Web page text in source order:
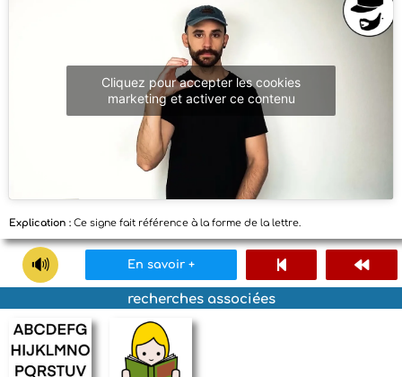
Cliquez pour accepter les cookies
marketing et activer ce contenu
Explication : Ce signe fait référence à la forme de la lettre.
En savoir +
recherches associées